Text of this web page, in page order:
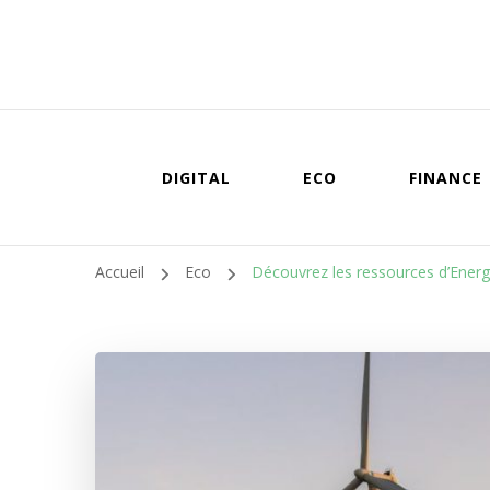
DIGITAL ECO FINANCE
Accueil Eco Découvrez les ressources